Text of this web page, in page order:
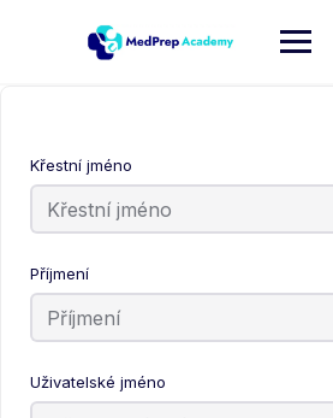
Křestní jméno
Příjmení
Uživatelské jméno